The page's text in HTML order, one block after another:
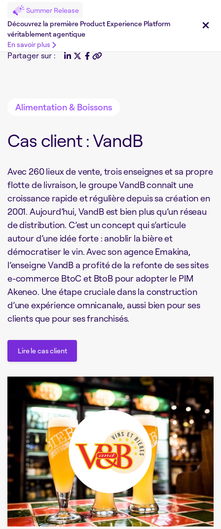
Summer Release
Découvrez la première Product Experience Platform
véritablement agentique
En savoir plus
Partager sur :
Alimentation & Boissons
Cas client : VandB
Avec 260 lieux de vente, trois enseignes et sa propre
flotte de livraison, le groupe VandB connaît une
croissance rapide et régulière depuis sa création en
2001. Aujourd’hui, VandB est bien plus qu’un réseau
de distribution. C’est un concept qui s’articule
autour d’une idée forte : anoblir la bière et
démocratiser le vin. Avec son agence Emakina,
l’enseigne VandB a profité de la refonte de ses sites
e-commerce BtoC et BtoB pour adopter le PIM
Akeneo. Une étape cruciale dans la construction
d’une expérience omnicanale, aussi bien pour ses
clients que pour ses franchisés.
Lire le cas client